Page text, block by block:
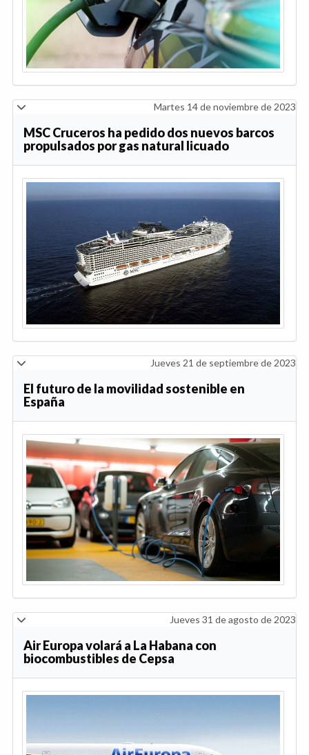
Martes 14 de noviembre de 2023
MSC Cruceros ha pedido dos nuevos barcos
propulsados por gas natural licuado
Jueves 21 de septiembre de 2023
El futuro de la movilidad sostenible en
España
Jueves 31 de agosto de 2023
Air Europa volará a La Habana con
biocombustibles de Cepsa